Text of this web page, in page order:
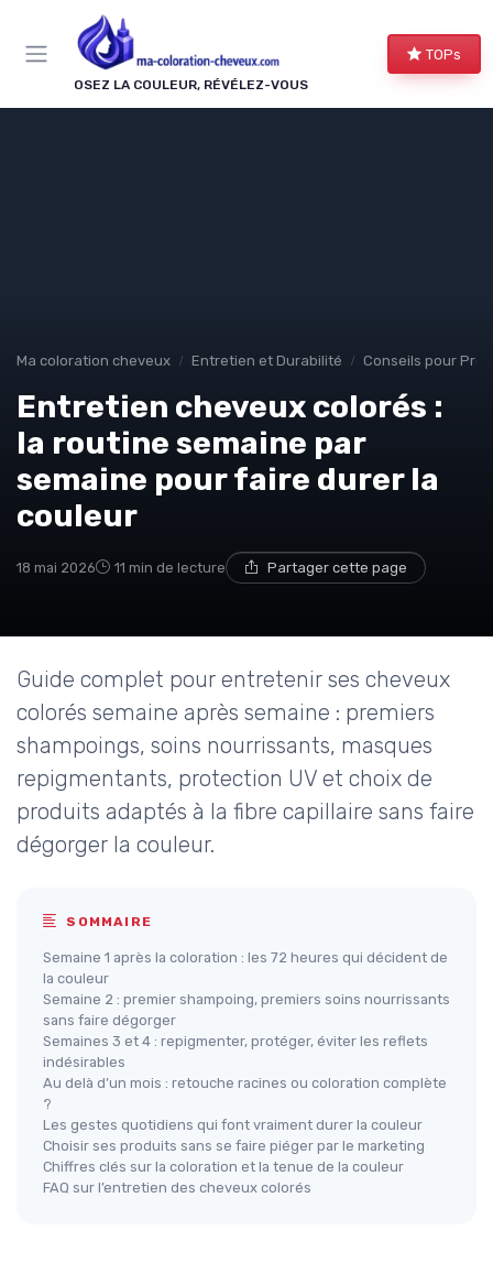
OSEZ LA COULEUR, RÉVÉLEZ-VOUS
TOPs
Ma coloration cheveux Entretien et Durabilité Conseils pour
Entretien cheveux colorés :
la routine semaine par
semaine pour faire durer la
couleur
18 mai 2026 11 min de lecture Partager cette page
Guide complet pour entretenir ses cheveux
colorés semaine après semaine : premiers
shampoings, soins nourrissants, masques
repigmentants, protection UV et choix de
produits adaptés à la fibre capillaire sans faire
dégorger la couleur.
SOMMAIRE
Semaine 1 après la coloration : les 72 heures qui décident de
la couleur
Semaine 2 : premier shampoing, premiers soins nourrissants
sans faire dégorger
Semaines 3 et 4 : repigmenter, protéger, éviter les reflets
indésirables
Au delà d’un mois : retouche racines ou coloration complète
?
Les gestes quotidiens qui font vraiment durer la couleur
Choisir ses produits sans se faire piéger par le marketing
Chiffres clés sur la coloration et la tenue de la couleur
FAQ sur l’entretien des cheveux colorés
Panneau de gestion des cookies